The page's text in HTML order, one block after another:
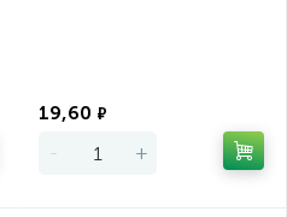
19,60 ₽
- +